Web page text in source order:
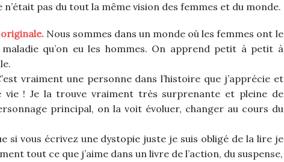
pas du tout la même vision des femmes et du monde.
Nous sommes dans un monde où les femmes ont le
qu’on eu les hommes. On apprend petit à petit à
vraiment une personne dans l’histoire que j’apprécie et
vie ! Je la trouve vraiment très surprenante et pleine de
principal, on la voit évoluer, changer au cours du
si vous écrivez une dystopie juste je suis obligé de la lire je
tout ce que j’aime dans un livre de l’action, du suspense,